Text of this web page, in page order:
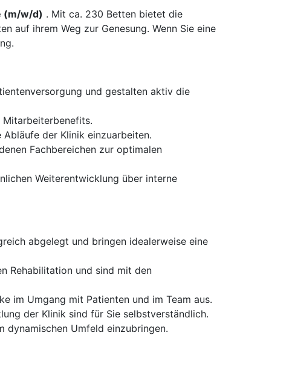
(m/w/d) . Mit ca. 230 Betten bietet die
auf ihrem Weg zur Genesung. Wenn Sie eine
und gestalten aktiv die
Mitarbeiterbenefits.
der Klinik einzuarbeiten.
Fachbereichen zur optimalen
Weiterentwicklung über interne
abgelegt und bringen idealerweise eine
Rehabilitation und sind mit den
im Umgang mit Patienten und im Team aus.
der Klinik sind für Sie selbstverständlich.
dynamischen Umfeld einzubringen.